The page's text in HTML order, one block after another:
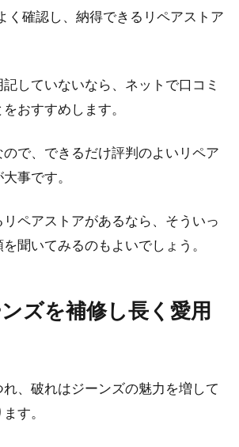
く確認し、納得できるリペアストア
していないなら、ネットで口コミ
おすすめします。
で、できるだけ評判のよいリペア
事です。
ペアストアがあるなら、そういっ
聞いてみるのもよいでしょう。
ズを補修し長く愛用
、破れはジーンズの魅力を増して
す。